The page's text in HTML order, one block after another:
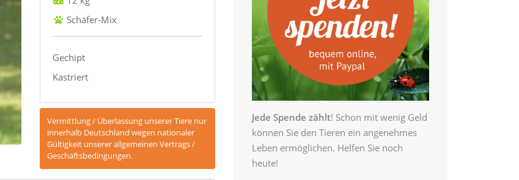
Schäfer-Mix
Gechipt
Kastriert
Vermittlung / Überlassung unserer Tiere nur
innerhalb Deutschland wegen nationaler
Gültigkeit unserer allgemeinen Vertrags /
Geschäftsbedingungen.
Jede Spende zählt! Schon mit wenig Geld
können Sie den Tieren ein angenehmes
Leben ermöglichen. Helfen Sie noch
heute!